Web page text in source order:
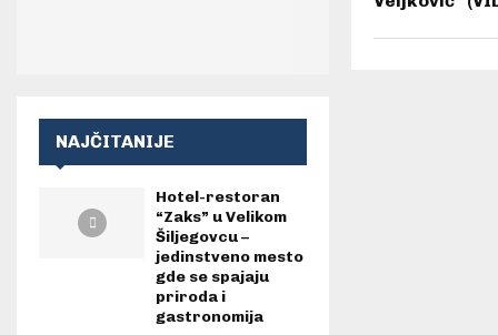
NAJČITANIJE
Hotel-restoran
“Zaks” u Velikom
Šiljegovcu –
jedinstveno mesto
gde se spajaju
priroda i
gastronomija